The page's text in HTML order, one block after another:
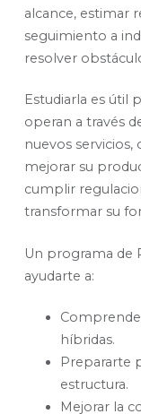
alcance, estimar
seguimiento a
resolver
Estudiarla es útil
operan a través
nuevos servicios,
mejorar su
cumplir
transformar su
Un programa de
ayudarte a:
híbridas.
Prepararte
estructura.
Mejorar la